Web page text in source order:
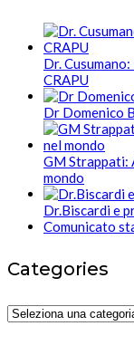
Dr.
CRAPU
Dr Domenico
GM Strappati:
mondo
Dr.Biscardi e
Comunicato
Categories
Categories